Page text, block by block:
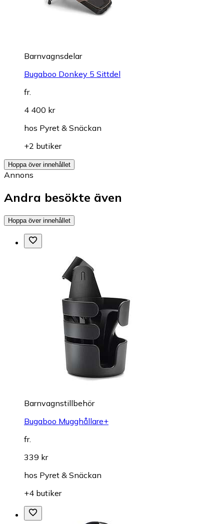
Barnvagnsdelar
Bugaboo Donkey 5 Sittdel
fr.
4 400 kr
hos Pyret & Snäckan
+2 butiker
Hoppa över innehållet
Annons
Andra besökte även
Hoppa över innehållet
Barnvagnstillbehör
Bugaboo Mugghållare+
fr.
339 kr
hos Pyret & Snäckan
+4 butiker